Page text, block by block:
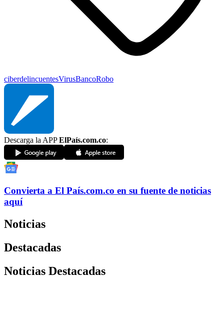
ciberdelincuentesVirusBancoRobo
Descarga la APPElPaís.com.co:
Convierta a El País.com.co en su fuente de noticias
aquí
Noticias
Destacadas
Noticias Destacadas